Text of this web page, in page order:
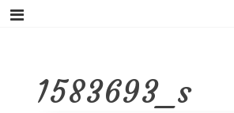
1583693_s